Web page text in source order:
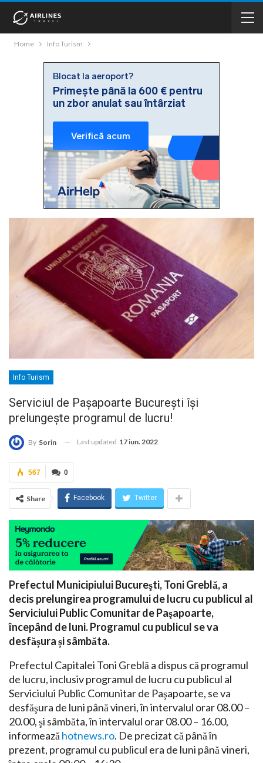
Home Info Turism
Info Turism
Serviciul de Pașapoarte București își
prelungește programul de lucru!
By Sorin Last updated 17 iun. 2022
0
567
Share Facebook Twitter
Prefectul Municipiului Bucureşti, Toni Greblă, a
decis prelungirea programului de lucru cu publicul al
Serviciului Public Comunitar de Paşapoarte,
începând de luni. Programul cu publicul se va
desfășura și sâmbăta.
Prefectul Capitalei Toni Greblă a dispus că programul
de lucru, inclusiv programul de lucru cu publicul al
Serviciului Public Comunitar de Paşapoarte, se va
desfăşura de luni până vineri, în intervalul orar 08.00 –
20.00, şi sâmbăta, în intervalul orar 08.00 – 16.00,
informează hotnews.ro. De precizat că până în
prezent, programul cu publicul era de luni până vineri,